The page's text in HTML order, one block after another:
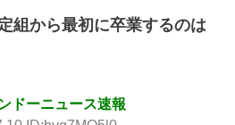
組から最初に卒業するのは
ドーニュース速報